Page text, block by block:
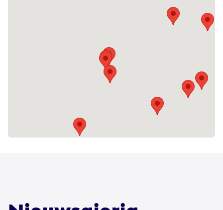
dagbesteding, werk en ambulante
aan begeleid wonen in een groep of
individueel, maar ook aan logeren en
verschillende vormen, bijvoorbeeld in een
activiteitencentrum of op een boerderij.